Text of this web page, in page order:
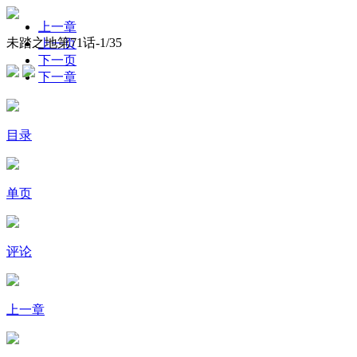
未踏之地第71话-1/35
上一章
上一页
下一页
下一章
目录
单页
评论
上一章